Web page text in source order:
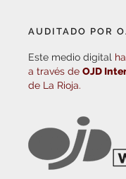
AUDITADO POR
Este medio digital
a través de OJD
de La Rioja.